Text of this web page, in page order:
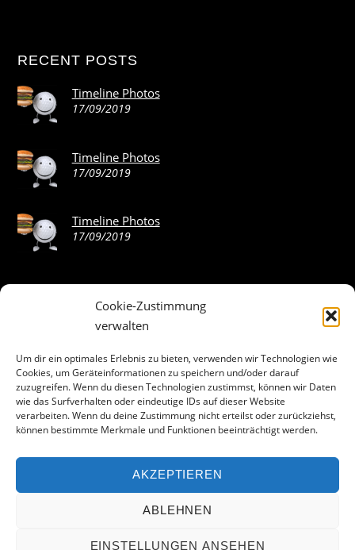
Cookie-Zustimmung
verwalten
Um dir ein optimales Erlebnis zu bieten, verwenden wir Technologien wie
Cookies, um Geräteinformationen zu speichern und/oder darauf
zuzugreifen. Wenn du diesen Technologien zustimmst, können wir Daten
wie das Surfverhalten oder eindeutige IDs auf dieser Website
verarbeiten. Wenn du deine Zustimmung nicht erteilst oder zurückziehst,
können bestimmte Merkmale und Funktionen beeinträchtigt werden.
AKZEPTIEREN
ABLEHNEN
EINSTELLUNGEN ANSEHEN
RECENT POSTS
Timeline Photos
17/09/2019
Timeline Photos
17/09/2019
Timeline Photos
17/09/2019
ABOUT THE LANDING THEME…
The Landing theme is a one-page design WordPress theme
that’s focused on getting your audience to follow-through
with your call-to-action. Built to work seamlessly with our
drag & drop Builder plugin, it gives you the ability to
customize the look and feel of your content.